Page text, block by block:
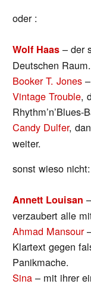
oder :
Wolf Haas – der
Deutschen Raum.
Booker T. Jones
Vintage Trouble,
Rhythm’n’Blues-
Candy Dulfer,
weiter.
sonst wieso nicht:
Annett Louisan
verzaubert alle
Ahmad Mansour
Klartext gegen
Panikmache.
Sina – mit ihrer